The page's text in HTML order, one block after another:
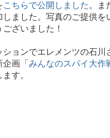
こちらで公開しました。ま
しました。写真のご提供を
ざいました！
ションでエレメンツの石
画「 みんなのスパイ大作
す。